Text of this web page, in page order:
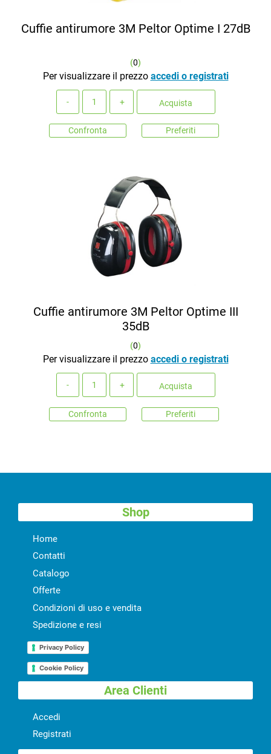
Cuffie antirumore 3M Peltor Optime I 27dB
(0)
Per visualizzare il prezzo accedi o registrati
Acquista
Confronta Preferiti
Cuffie antirumore 3M Peltor Optime III
35dB
(0)
Per visualizzare il prezzo accedi o registrati
Acquista
Confronta Preferiti
Shop
Home
Contatti
Catalogo
Offerte
Condizioni di uso e vendita
Spedizione e resi
Privacy Policy
Cookie Policy
Area Clienti
Accedi
Registrati